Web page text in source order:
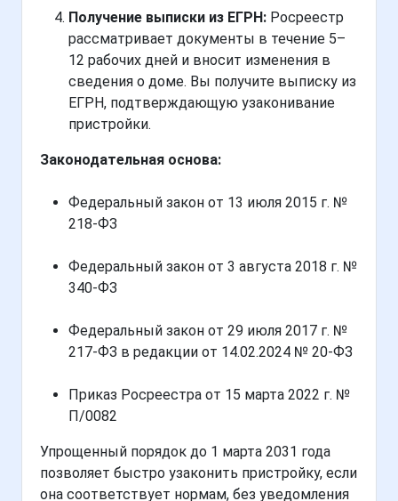
Получение выписки из ЕГРН: Росреестр
рассматривает документы в течение 5–
12 рабочих дней и вносит изменения в
сведения о доме. Вы получите выписку из
ЕГРН, подтверждающую узаконивание
пристройки.
Законодательная основа:
Федеральный закон от 13 июля 2015 г. №
218-ФЗ
Федеральный закон от 3 августа 2018 г. №
340-ФЗ
Федеральный закон от 29 июля 2017 г. №
217-ФЗ в редакции от 14.02.2024 № 20-ФЗ
Приказ Росреестра от 15 марта 2022 г. №
П/0082
Упрощенный порядок до 1 марта 2031 года
позволяет быстро узаконить пристройку, если
она соответствует нормам, без уведомления